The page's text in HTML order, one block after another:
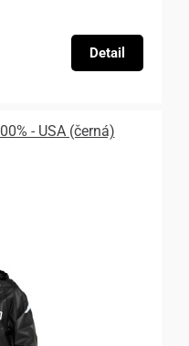
Detail
- USA (černá)